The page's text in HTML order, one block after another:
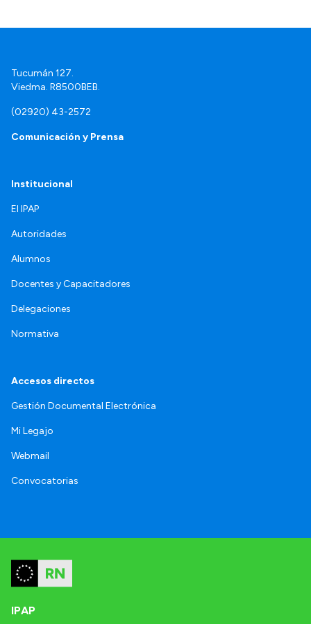
Tucumán 127.
Viedma. R8500BEB.
(02920) 43-2572
Comunicación y Prensa
Institucional
El IPAP
Autoridades
Alumnos
Docentes y Capacitadores
Delegaciones
Normativa
Accesos directos
Gestión Documental Electrónica
Mi Legajo
Webmail
Convocatorias
IPAP